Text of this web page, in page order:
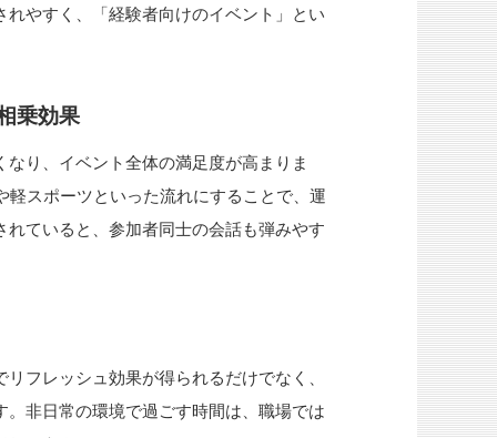
やすく、「経験者向けのイベント」とい
乗効果
り、イベント全体の満足度が高まりま
スポーツといった流れにすることで、運
ていると、参加者同士の会話も弾みやす
フレッシュ効果が得られるだけでなく、
非日常の環境で過ごす時間は、職場では